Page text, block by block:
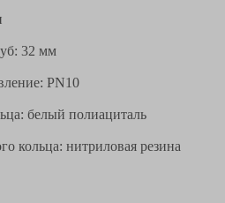
32 мм
PN10
белый полиациталь
кольца: нитриловая резина